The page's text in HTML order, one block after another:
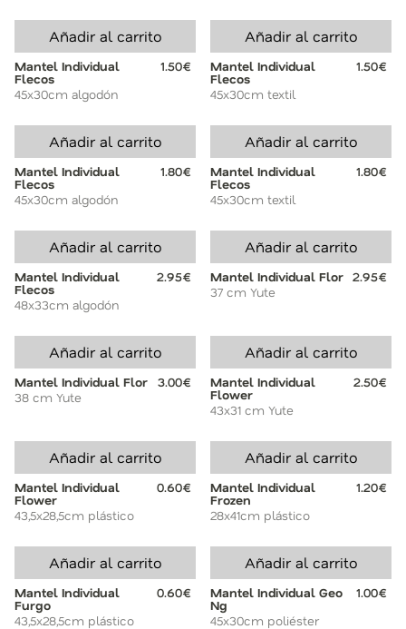
Añadir al carrito
Mantel Individual
Flecos
1.50€
45x30cm algodón
Añadir al carrito
Mantel Individual
Flecos
1.50€
45x30cm textil
Añadir al carrito
Mantel Individual
Flecos
1.80€
45x30cm algodón
Añadir al carrito
Mantel Individual
Flecos
1.80€
45x30cm textil
Añadir al carrito
Mantel Individual
Flecos
2.95€
48x33cm algodón
Añadir al carrito
Mantel Individual Flor
2.95€
37 cm Yute
Añadir al carrito
Mantel Individual Flor
3.00€
38 cm Yute
Añadir al carrito
Mantel Individual
Flower
2.50€
43x31 cm Yute
Añadir al carrito
Mantel Individual
Flower
0.60€
43,5x28,5cm plástico
Añadir al carrito
Mantel Individual
Frozen
1.20€
28x41cm plástico
Añadir al carrito
Mantel Individual
Furgo
0.60€
43,5x28,5cm plástico
Añadir al carrito
Mantel Individual Geo
Ng
1.00€
45x30cm poliéster